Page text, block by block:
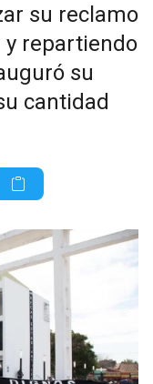
su reclamo
y repartiendo
su
cantidad